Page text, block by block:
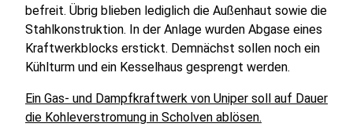
befreit. Übrig blieben lediglich die Außenhaut sowie die
Stahlkonstruktion. In der Anlage wurden Abgase eines
Kraftwerkblocks erstickt. Demnächst sollen noch ein
Kühlturm und ein Kesselhaus gesprengt werden.
Ein Gas- und Dampfkraftwerk von Uniper soll auf Dauer
die Kohleverstromung in Scholven ablösen.